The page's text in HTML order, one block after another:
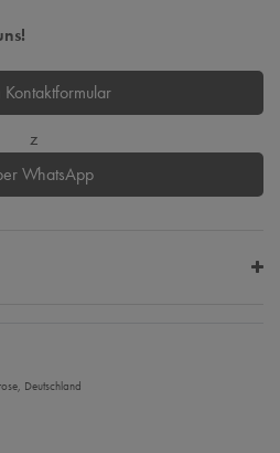
Kontaktformular
z
WhatsApp
Deutschland